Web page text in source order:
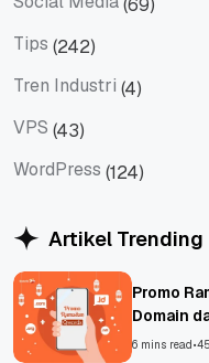
(69)
Tips (242)
Tren Industri (4)
VPS (43)
WordPress (124)
Artikel Trending
Promo
Domain
6 mins read•